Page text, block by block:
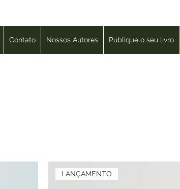
Contato Nossos Autores Publique o seu livro
LANÇAMENTO